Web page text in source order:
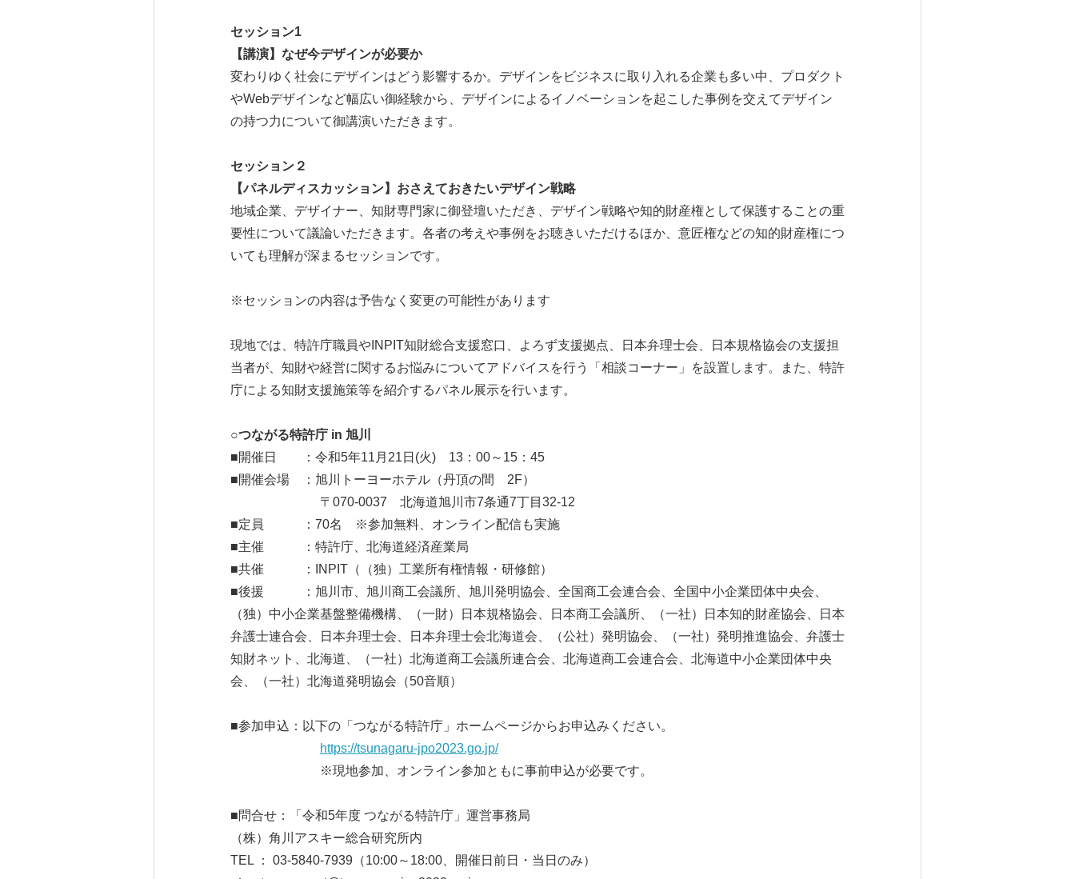
セッション1
【講演】なぜ今デザインが必要か
変わりゆく社会にデザインはどう影響するか。デザインをビジネスに取り入れる企業も多い中、プロダクト
やWebデザインなど幅広い御経験から、デザインによるイノベーションを起こした事例を交えてデザイン
の持つ力について御講演いただきます。
セッション２
【パネルディスカッション】おさえておきたいデザイン戦略
地域企業、デザイナー、知財専門家に御登壇いただき、デザイン戦略や知的財産権として保護することの重
要性について議論いただきます。各者の考えや事例をお聴きいただけるほか、意匠権などの知的財産権につ
いても理解が深まるセッションです。
※セッションの内容は予告なく変更の可能性があります
現地では、特許庁職員やINPIT知財総合支援窓口、よろず支援拠点、日本弁理士会、日本規格協会の支援担
当者が、知財や経営に関するお悩みについてアドバイスを行う「相談コーナー」を設置します。また、特許
庁による知財支援施策等を紹介するパネル展示を行います。
○つながる特許庁 in 旭川
■開催日 ：令和5年11月21日(火) 13：00～15：45
■開催会場 ：旭川トーヨーホテル（丹頂の間 2F）
〒070-0037 北海道旭川市7条通7丁目32-12
■定員 ：70名 ※参加無料、オンライン配信も実施
■主催 ：特許庁、北海道経済産業局
■共催 ：INPIT（（独）工業所有権情報・研修館）
■後援 ：旭川市、旭川商工会議所、旭川発明協会、全国商工会連合会、全国中小企業団体中央会、
（独）中小企業基盤整備機構、（一財）日本規格協会、日本商工会議所、（一社）日本知的財産協会、日本
弁護士連合会、日本弁理士会、日本弁理士会北海道会、（公社）発明協会、（一社）発明推進協会、弁護士
知財ネット、北海道、（一社）北海道商工会議所連合会、北海道商工会連合会、北海道中小企業団体中央
会、（一社）北海道発明協会（50音順）
■参加申込：以下の「つながる特許庁」ホームページからお申込みください。
https://tsunagaru-jpo2023.go.jp/
※現地参加、オンライン参加ともに事前申込が必要です。
■問合せ：「令和5年度 つながる特許庁」運営事務局
（株）角川アスキー総合研究所内
TEL ： 03-5840-7939（10:00～18:00、開催日前日・当日のみ）